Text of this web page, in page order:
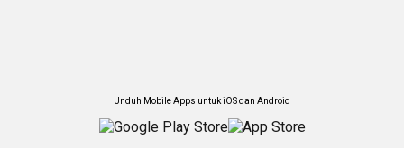
Unduh Mobile Apps untuk iOS dan Android